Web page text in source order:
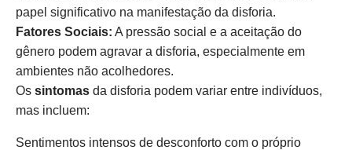
papel significativo na manifestação da disforia.
Fatores Sociais: A pressão social e a aceitação do
gênero podem agravar a disforia, especialmente em
ambientes não acolhedores.
Os sintomas da disforia podem variar entre indivíduos,
mas incluem:
Sentimentos intensos de desconforto com o próprio